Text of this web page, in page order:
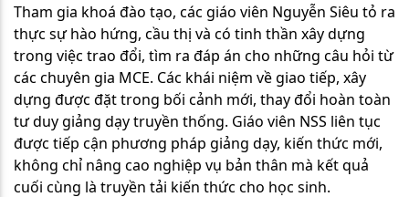
Tham gia khoá đào tạo, các giáo viên Nguyễn Siêu tỏ ra
thực sự hào hứng, cầu thị và có tinh thần xây dựng
trong việc trao đổi, tìm ra đáp án cho những câu hỏi từ
các chuyên gia MCE. Các khái niệm về giao tiếp, xây
dựng được đặt trong bối cảnh mới, thay đổi hoàn toàn
tư duy giảng dạy truyền thống. Giáo viên NSS liên tục
được tiếp cận phương pháp giảng dạy, kiến thức mới,
không chỉ nâng cao nghiệp vụ bản thân mà kết quả
cuối cùng là truyền tải kiến thức cho học sinh.